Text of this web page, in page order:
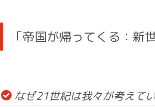
「帝国が帰ってくる：新
なぜ21世紀は我々が考えて